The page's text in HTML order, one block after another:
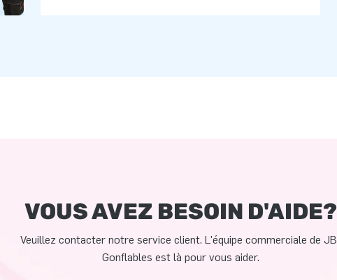
VOUS AVEZ BESOIN D'AIDE?
Veuillez contacter notre service client. L'équipe commerciale de
Gonflables est là pour vous aider.